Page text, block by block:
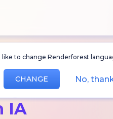
to change Renderforest
CHANGE No,
videos,
y audio
IA